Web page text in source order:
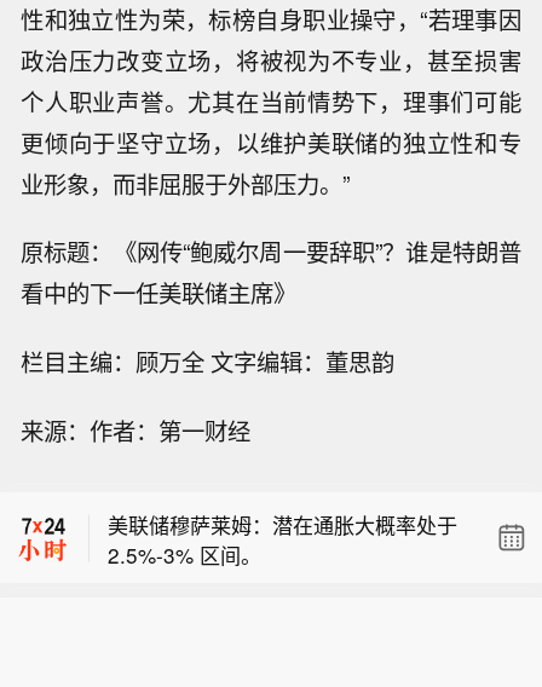
性和独立性为荣，标榜自身职业操守，“若理事因
政治压力改变立场，将被视为不专业，甚至损害
个人职业声誉。尤其在当前情势下，理事们可能
更倾向于坚守立场，以维护美联储的独立性和专
业形象，而非屈服于外部压力。”
原标题：《网传“鲍威尔周一要辞职”？谁是特朗普
看中的下一任美联储主席》
栏目主编：顾万全 文字编辑：董思韵
来源：作者：第一财经
于加息。 通胀维持在目标水平上方的概
率有所上升。
美联储穆萨莱姆：潜在通胀大概率处于
2.5%‑3% 区间。